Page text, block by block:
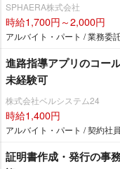
SPHAERA株式会社
時給1,700円～2,000円
アルバイト・パート / 業務委
進路指導アプリのコー
未経験可
株式会社ベルシステム24
時給1,400円
アルバイト・パート / 契約社
証明書作成・発行の事